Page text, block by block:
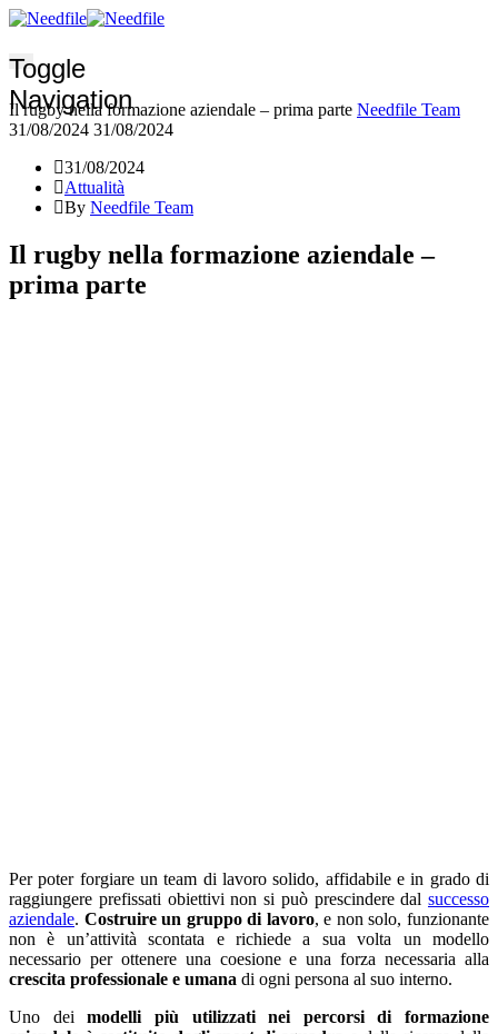
Toggle
Navigation
Il rugby nella formazione aziendale – prima parte Needfile Team
31/08/2024 31/08/2024
31/08/2024
Attualità
By Needfile Team
Il rugby nella formazione aziendale –
prima parte
Per poter forgiare un team di lavoro solido, affidabile e in grado di
raggiungere prefissati obiettivi non si può prescindere dal successo
aziendale. Costruire un gruppo di lavoro, e non solo, funzionante
non è un’attività scontata e richiede a sua volta un modello
necessario per ottenere una coesione e una forza necessaria alla
crescita professionale e umana di ogni persona al suo interno.
Uno deimodelli più utilizzati nei percorsi di formazione